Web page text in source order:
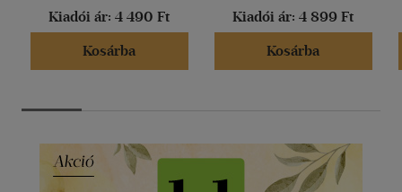
Kiadói ár: 4 490 Ft
Kosárba
Kiadói ár: 4 899 Ft
Kosárba